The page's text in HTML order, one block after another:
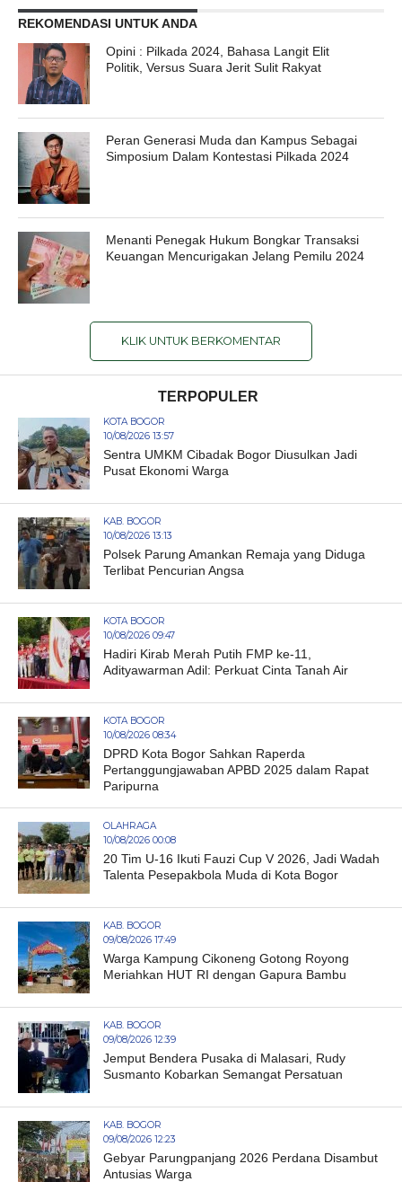
REKOMENDASI UNTUK ANDA
Opini : Pilkada 2024, Bahasa Langit Elit
Politik, Versus Suara Jerit Sulit Rakyat
Peran Generasi Muda dan Kampus Sebagai
Simposium Dalam Kontestasi Pilkada 2024
Menanti Penegak Hukum Bongkar Transaksi
Keuangan Mencurigakan Jelang Pemilu 2024
KLIK UNTUK BERKOMENTAR
TERPOPULER
KOTA BOGOR
10/08/2026 13:57
Sentra UMKM Cibadak Bogor Diusulkan Jadi
Pusat Ekonomi Warga
KAB. BOGOR
10/08/2026 13:13
Polsek Parung Amankan Remaja yang Diduga
Terlibat Pencurian Angsa
KOTA BOGOR
10/08/2026 09:47
Hadiri Kirab Merah Putih FMP ke-11,
Adityawarman Adil: Perkuat Cinta Tanah Air
KOTA BOGOR
10/08/2026 08:34
DPRD Kota Bogor Sahkan Raperda
Pertanggungjawaban APBD 2025 dalam Rapat
Paripurna
OLAHRAGA
10/08/2026 00:08
20 Tim U-16 Ikuti Fauzi Cup V 2026, Jadi Wadah
Talenta Pesepakbola Muda di Kota Bogor
KAB. BOGOR
09/08/2026 17:49
Warga Kampung Cikoneng Gotong Royong
Meriahkan HUT RI dengan Gapura Bambu
KAB. BOGOR
09/08/2026 12:39
Jemput Bendera Pusaka di Malasari, Rudy
Susmanto Kobarkan Semangat Persatuan
KAB. BOGOR
09/08/2026 12:23
Gebyar Parungpanjang 2026 Perdana Disambut
Antusias Warga